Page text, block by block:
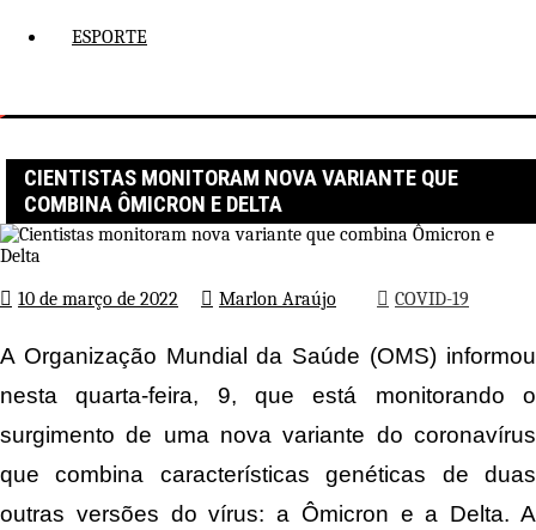
ESPORTE
CIENTISTAS MONITORAM NOVA VARIANTE QUE
COMBINA ÔMICRON E DELTA
10 de março de 2022 Marlon Araújo COVID-19
A Organização Mundial da Saúde (OMS) informou
nesta quarta-feira, 9, que está monitorando o
surgimento de uma nova variante do coronavírus
que combina características genéticas de duas
outras versões do vírus: a Ômicron e a Delta. A